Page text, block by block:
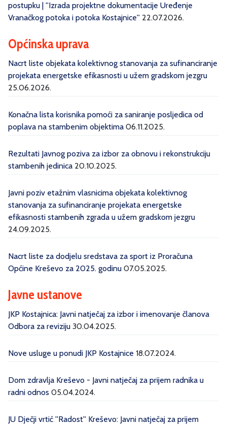
postupku | ''Izrada projektne dokumentacije Uređenje
Vranačkog potoka i potoka Kostajnice'' 22.07.2026.
Općinska uprava
Nacrt liste objekata kolektivnog stanovanja za sufinanciranje
projekata energetske efikasnosti u užem gradskom jezgru
25.06.2026.
Konačna lista korisnika pomoći za saniranje posljedica od
poplava na stambenim objektima 06.11.2025.
Rezultati Javnog poziva za izbor za obnovu i rekonstrukciju
stambenih jedinica 20.10.2025.
Javni poziv etažnim vlasnicima objekata kolektivnog
stanovanja za sufinanciranje projekata energetske
efikasnosti stambenih zgrada u užem gradskom jezgru
24.09.2025.
Nacrt liste za dodjelu sredstava za sport iz Proračuna
Općine Kreševo za 2025. godinu 07.05.2025.
Javne ustanove
JKP Kostajnica: Javni natječaj za izbor i imenovanje članova
Odbora za reviziju 30.04.2025.
Nove usluge u ponudi JKP Kostajnice 18.07.2024.
Dom zdravlja Kreševo - Javni natječaj za prijem radnika u
radni odnos 05.04.2024.
JU Dječji vrtić ''Radost'' Kreševo: Javni natječaj za prijem